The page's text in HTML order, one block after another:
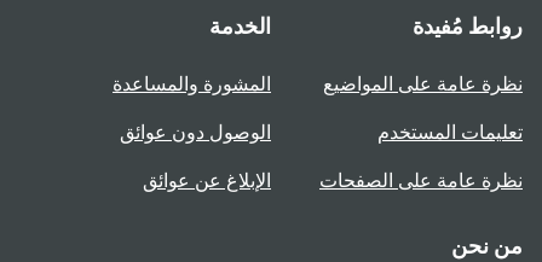
روابط مُفيدة
نظرة عامة على المواضيع
تعليمات المستخدم
نظرة عامة على الصفحات
الخدمة
المشورة والمساعدة
الوصول دون عوائق
الإبلاغ عن عوائق
من نحن